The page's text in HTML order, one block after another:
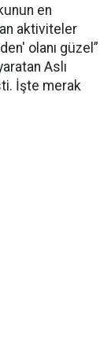
en
aktiviteler
olanı güzel”
Aslı
İşte merak